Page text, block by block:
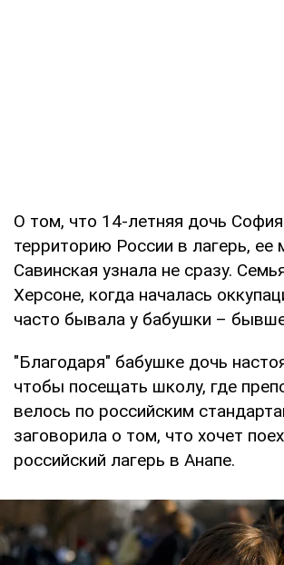
О том, что 14-летняя дочь София
территорию России в лагерь, ее
Савинская узнала не сразу.
Херсоне, когда началась
часто бывала у бабушки –
"Благодаря" бабушке дочь
чтобы посещать школу, где
велось по российским
заговорила о том, что хочет
российский лагерь в Анапе.